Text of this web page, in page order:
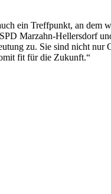
ein Treffpunkt, an dem
Marzahn-Hellersdorf
zu. Sie sind nicht nur
fit für die Zukunft.“